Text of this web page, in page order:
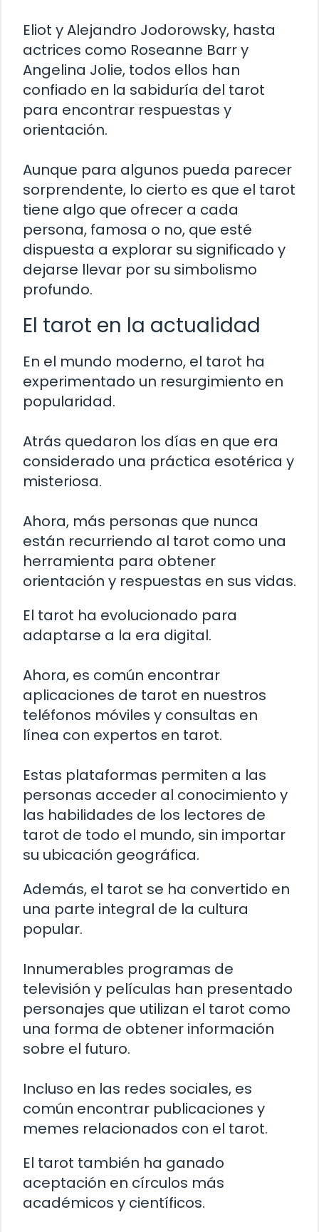
Eliot y Alejandro Jodorowsky, hasta
actrices como Roseanne Barr y
Angelina Jolie, todos ellos han
confiado en la sabiduría del tarot
para encontrar respuestas y
orientación.
Aunque para algunos pueda parecer
sorprendente, lo cierto es que el tarot
tiene algo que ofrecer a cada
persona, famosa o no, que esté
dispuesta a explorar su significado y
dejarse llevar por su simbolismo
profundo.
El tarot en la actualidad
En el mundo moderno, el tarot ha
experimentado un resurgimiento en
popularidad.
Atrás quedaron los días en que era
considerado una práctica esotérica y
misteriosa.
Ahora, más personas que nunca
están recurriendo al tarot como una
herramienta para obtener
orientación y respuestas en sus vidas.
El tarot ha evolucionado para
adaptarse a la era digital.
Ahora, es común encontrar
aplicaciones de tarot en nuestros
teléfonos móviles y consultas en
línea con expertos en tarot.
Estas plataformas permiten a las
personas acceder al conocimiento y
las habilidades de los lectores de
tarot de todo el mundo, sin importar
su ubicación geográfica.
Además, el tarot se ha convertido en
una parte integral de la cultura
popular.
Innumerables programas de
televisión y películas han presentado
personajes que utilizan el tarot como
una forma de obtener información
sobre el futuro.
Incluso en las redes sociales, es
común encontrar publicaciones y
memes relacionados con el tarot.
El tarot también ha ganado
aceptación en círculos más
académicos y científicos.